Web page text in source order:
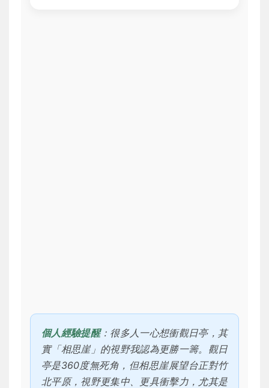
個人經驗提醒：很多人一心想衝觀日亭，其
實「相思崖」的視野我認為更勝一籌。觀日
亭是360度無死角，但相思崖展望台正對竹
北平原，視野更集中、更具衝擊力，尤其是